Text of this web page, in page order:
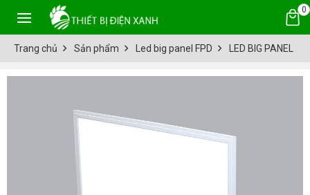
0
Trang chủ Sản phẩm Led big panel FPD LED BIG PANEL